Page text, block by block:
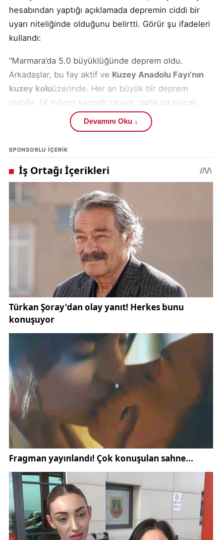
hesabından yaptığı açıklamada depremin ciddi bir
uyarı niteliğinde olduğunu belirtti. Görür şu ifadeleri
kullandı:
“Marmara’da 5.0 büyüklüğünde deprem oldu.
Arkadaşlar, bu fay aktif ve Kuzey Anadolu Fayı’nın
kuzey koluüzerinde. Her an büyük bir deprem
olabilir. 14 milyon senedir oluyor, daha da olacak.
Beklenen Marmara depremi açısından diyorsanız,
maalesef olacak. Er veya geç. Hazır olun ve
İstanbul’u depreme hazırlayın.”
AFAD, deprem sonrası yaptığı açıklamada herhangi
bir olumsuz durumun yaşanmadığını duyurdu.
Açıklamada şu ifadelere yer verildi:
Marmara Denizi’nde, Marmaraereğlisi Tekirdağ
açıklarında saat 14.55’te meydana gelen 5.0
büyüklüğündeki deprem sonrası an itibarıyla
olumsuz bir durum bulunmamaktadır.
çalışmaları devam etmektedir. Etkilenen
vatandaşlarımıza geçmiş olsun dileklerimizi sunarız.”
Depremin ardındanİstanbul Valiliğide yazılı bir
açıklama yaptı. Açıklamada, şu ana kadar herhangi
bir hasar tespit edilmediği bildirildi:
“Depremin ardından şu ana kadar İstanbul’da
herhangi bir hasar bilgisi alınmamıştır. Saha
ekiplerimiz şehir genelinde incelemelere başlamıştır.
Vatandaşlarımızdan, hasarlı olabileceği düşünülen
yapılara yaklaşmamalarını ve resmi kurumların
açıklamalarını takip etmelerini rica ediyoruz.”
Uzmanlar, Marmara Denizi’ndeki aktif fay hatlarının
risk oluşturmaya devam ettiğini ve
bir büyük depreme hazırlanması
gerektiğinivurguluyor. Deprem çantası, sağlam yapı
denetimleri ve afet bilinci eğitimlerinin önemine
dikkat çekiliyor.
Devamını Oku ↓
SPONSORLU IÇERIK